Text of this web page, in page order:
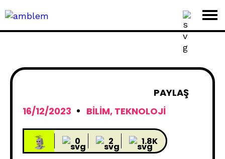
PAYLAŞ
16/12/2023
BILIM, TEKNOLOJI
0 2 1.8K